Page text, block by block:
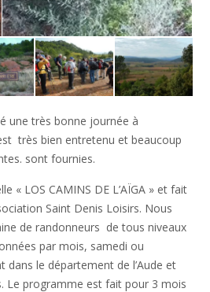
une très bonne journée à
très bien entretenu et beaucoup
sont fournies.
« LOS CAMINS DE L’AÏGA » et fait
Saint Denis Loisirs. Nous
de randonneurs de tous niveaux
par mois, samedi ou
dans le département de l’Aude et
Le programme est fait pour 3 mois